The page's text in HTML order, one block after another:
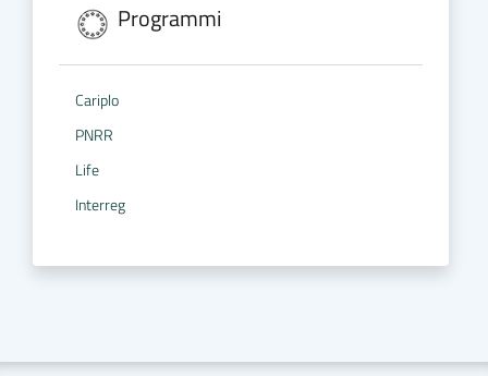
Programmi
Cariplo
PNRR
Life
Interreg